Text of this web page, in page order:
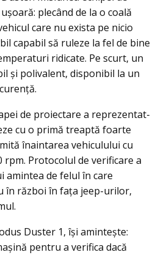
plecând de la o coală
care nu exista pe nicio
capabil să ruleze la fel de bine
ridicate. Pe scurt, un
şi polivalent, disponibil la un
de proiectare a reprezentat-
cu o primă treaptă foarte
înaintarea vehiculului cu
rpm. Protocolul de verificare a
amintea de felul în care
în război în faţa jeep-urilor,
Duster 1, îşi amintește:
pentru a verifica dacă